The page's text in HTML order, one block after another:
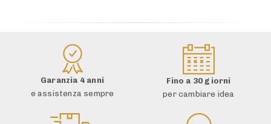
Garanzia 4 anni
e assistenza sempre
Fino a 30 giorni
per cambiare idea